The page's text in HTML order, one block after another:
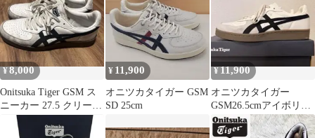
色 ブラウン 23cm レデ
ィース 通年 ゴーゴー古
着マルイ北千住店 26
No.2717
¥8,000
Onitsuka Tiger GSM ス
ニーカー 27.5 クリー
ム/ブラック
¥ 11,900
オニツカタイガー GSM
SD 25cm
¥11,900
オニツカタイガー
GSM26.5cmアイボリー/
ブラックOnitsukaTiger